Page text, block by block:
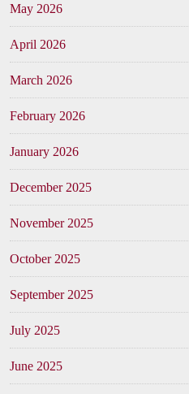
May 2026
April 2026
March 2026
February 2026
January 2026
December 2025
November 2025
October 2025
September 2025
July 2025
June 2025